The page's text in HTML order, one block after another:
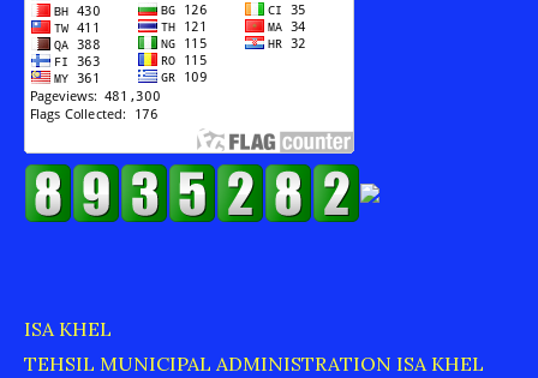
ISA KHEL
TEHSIL MUNICIPAL ADMINISTRATION ISA KHEL